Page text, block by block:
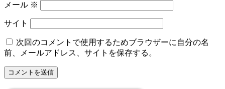
メール ※
サイト
次回のコメントで使用するためブラウザーに自分の名
前、メールアドレス、サイトを保存する。